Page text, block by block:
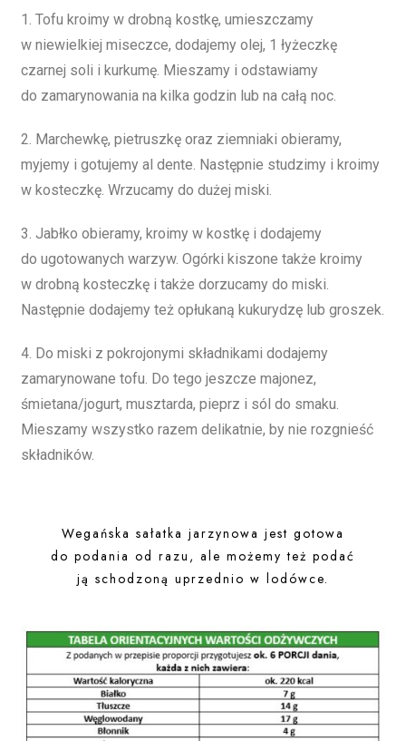
1. Tofu kroimy w drobną kostkę, umieszczamy
w niewielkiej miseczce, dodajemy olej, 1 łyżeczkę
czarnej soli i kurkumę. Mieszamy i odstawiamy
do zamarynowania na kilka godzin lub na całą noc.
2. Marchewkę, pietruszkę oraz ziemniaki obieramy,
myjemy i gotujemy al dente. Następnie studzimy i kroimy
w kosteczkę. Wrzucamy do dużej miski.
3. Jabłko obieramy, kroimy w kostkę i dodajemy
do ugotowanych warzyw. Ogórki kiszone także kroimy
w drobną kosteczkę i także dorzucamy do miski.
Następnie dodajemy też opłukaną kukurydzę lub groszek.
4. Do miski z pokrojonymi składnikami dodajemy
zamarynowane tofu. Do tego jeszcze majonez,
śmietana/jogurt, musztarda, pieprz i sól do smaku.
Mieszamy wszystko razem delikatnie, by nie rozgnieść
składników.
Wegańska sałatka jarzynowa jest gotowa
do podania od razu, ale możemy też podać
ją schodzoną uprzednio w lodówce.